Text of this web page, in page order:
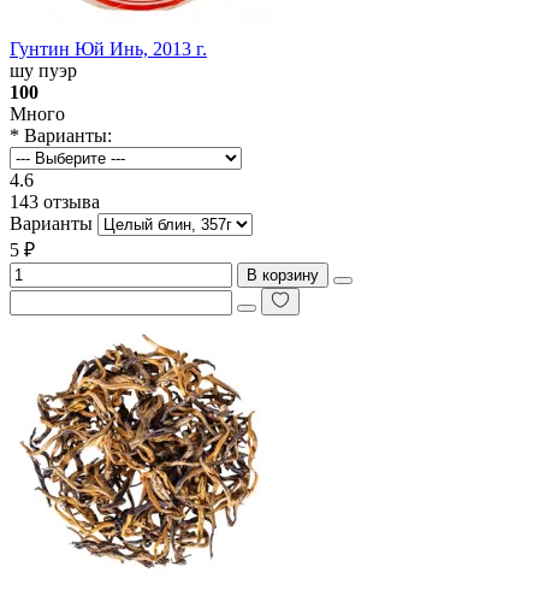
Гунтин Юй Инь, 2013 г.
шу пуэр
100
Много
* Варианты:
4.6
143 отзыва
Варианты
5 ₽
В корзину